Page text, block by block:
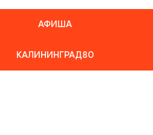
АФИША
КАЛИНИНГРАД80